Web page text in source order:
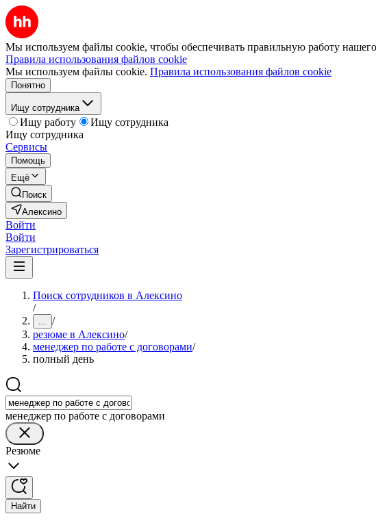
Мы используем файлы cookie, чтобы обеспечивать правильную работу нашего
Правила использования файлов cookie
Мы используем файлы cookie. Правила использования файлов cookie
Понятно
Ищу сотрудника
Ищу работу
Ищу сотрудника
Ищу сотрудника
Сервисы
Помощь
Ещё
Поиск
Алексино
Войти
Войти
Зарегистрироваться
Поиск сотрудников в Алексино
/
... /
резюме в Алексино/
менеджер по работе с договорами/
полный день
менеджер по работе с договорами
Резюме
Найти